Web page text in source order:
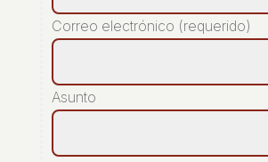
Correo electrónico (requerido)
Asunto